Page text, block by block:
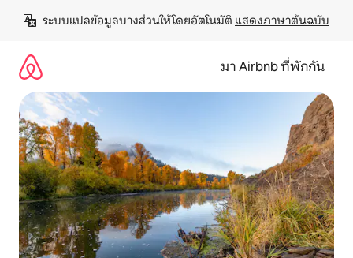
เนื้อหา
ระบบแปลข้อมูลบางส่วนให้โดยอัตโนมัติ แสดงภาษาต้นฉบับ
มา Airbnb ที่พักกัน